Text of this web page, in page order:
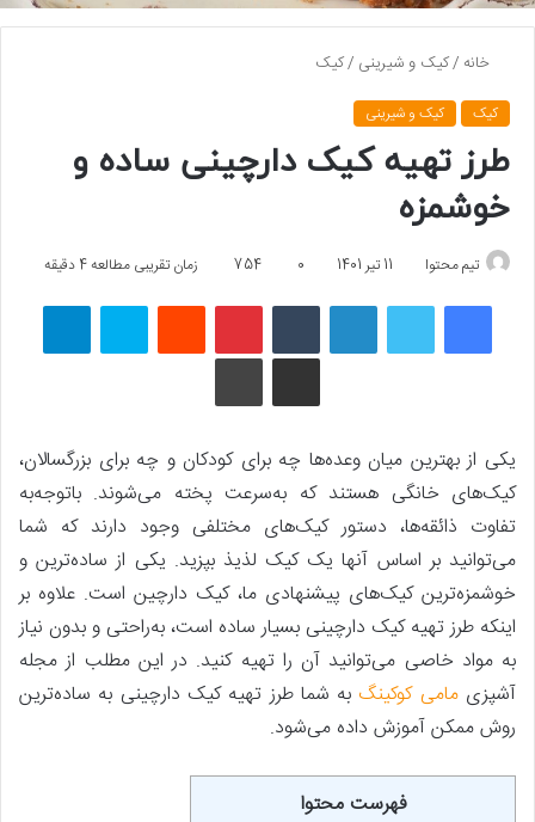
خانه /کیک و شیرینی /کیک
کیک کیک و شیرینی
طرز تهیه کیک دارچینی ساده و
خوشمزه
تیم محتوا 11 تیر 1401 0
754 زمان تقریبی مطالعه 4 دقیقه
فیسبوک توییتر لینکداین تامبلر پینتریستReddit اسکایپ تلگرام
اشتراک گذاری با ایمیل
چاپ
یکی از بهترین میان وعده‌ها چه برای کودکان و چه برای بزرگسالان،
کیک‌های خانگی هستند که به‌سرعت پخته می‌شوند. باتوجه‌به
تفاوت ذائقه‌ها، دستور کیک‌های مختلفی وجود دارند که شما
می‌توانید بر اساس آنها یک کیک لذیذ بپزید. یکی از ساده‌ترین و
خوشمزه‌ترین کیک‌های پیشنهادی ما، کیک دارچین است. علاوه بر
اینکه طرز تهیه کیک دارچینی بسیار ساده است، به‌راحتی و بدون نیاز
به مواد خاصی می‌توانید آن را تهیه کنید. در این مطلب از مجله
آشپزیمامی کوکینگبه شما طرز تهیه کیک دارچینی به ساده‌ترین
روش ممکن آموزش داده می‌شود.
فهرست محتوا